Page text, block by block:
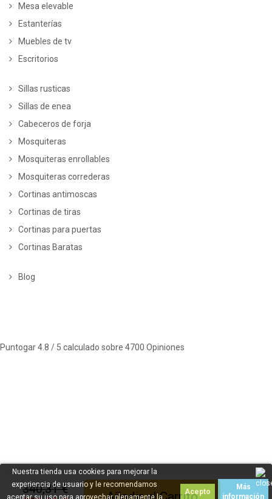
Nuestra tienda usa cookies para mejorar la
experiencia de usuario y le recomendamos
aceptar su uso para aprovechar plenamente la
Acepto
Más
información
340,31 €
Mesa elevable
Estanterías
Muebles de tv
Escritorios
Sillas rusticas
Sillas de enea
Cabeceros de forja
Mosquiteras
Mosquiteras enrollables
Mosquiteras correderas
Cortinas antimoscas
Cortinas de tiras
Cortinas para puertas
Cortinas Baratas
Blog
Puntogar4.8 / 5 calculado sobre 4700 Opiniones